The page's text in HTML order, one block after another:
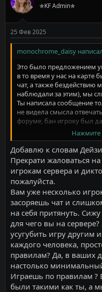
✯KF Admin✯
25 Фев 2025
monochrome_daisy
Это было предложением
в то время у нас на карте
чат, а также бездействию
наблюдали за этим), мы
Ты написала сообщение
не видела смысла
форуме, бан игроку был
Поэтому проверяй
Нажмите
Добавлю к словам Дейзи
Прекрати жаловаться
игрокам сервера и
пожалуйста.
Вам уже несколько
засоряешь чат и
на себя притянуть.
для чего вы на
усугубить игру другим
каждого человека,
правилам? Да, в ваших
настолько
Играешь по правилам ?
были такими как ты, а